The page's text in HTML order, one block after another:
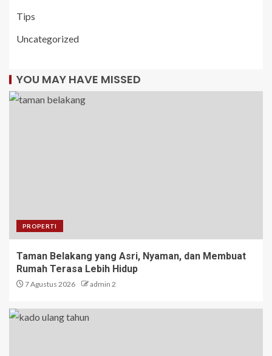
Tips
Uncategorized
YOU MAY HAVE MISSED
PROPERTI
Taman Belakang yang Asri, Nyaman, dan Membuat
Rumah Terasa Lebih Hidup
7 Agustus 2026 admin 2